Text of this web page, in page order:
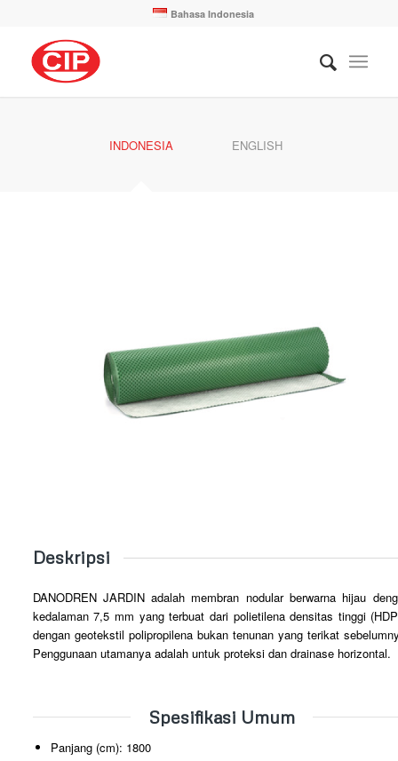
Bahasa Indonesia
INDONESIA ENGLISH
Deskripsi
DANODREN JARDIN adalah membran nodular berwarna hijau
kedalaman 7,5 mm yang terbuat dari polietilena densitas tinggi
dengan geotekstil polipropilena bukan tenunan yang terikat
Penggunaan utamanya adalah untuk proteksi dan drainase horizontal.
Spesifikasi Umum
Panjang (cm): 1800